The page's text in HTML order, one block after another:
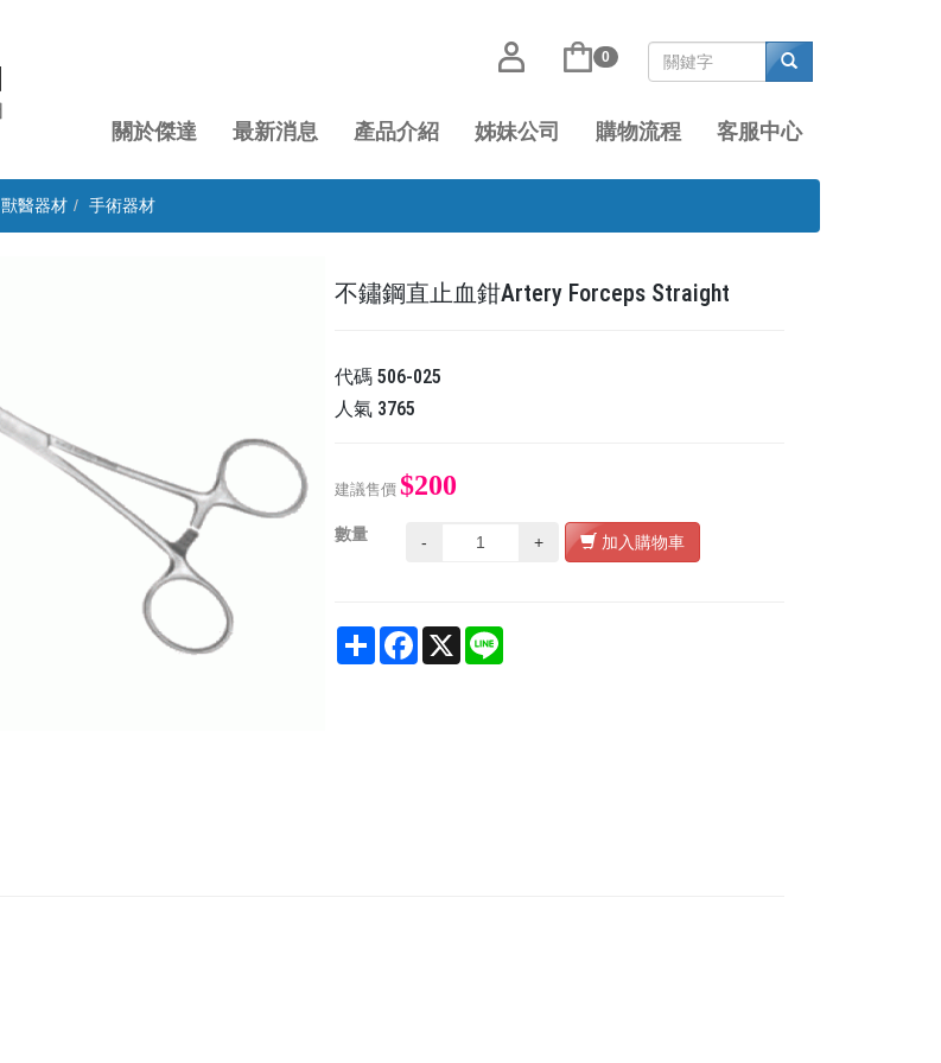
0
關於傑達 最新消息 產品介紹 姊妹公司 購物流程 客服中心
獸醫器材 手術器材
不鏽鋼直止血鉗Artery Forceps Straight
代碼506-025
人氣 3765
建議售價 $200
數量 - + 加入購物車
Share Facebook
X